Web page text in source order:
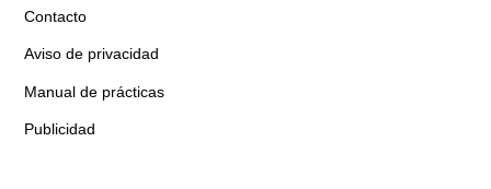
Contacto
Aviso de privacidad
Manual de prácticas
Publicidad